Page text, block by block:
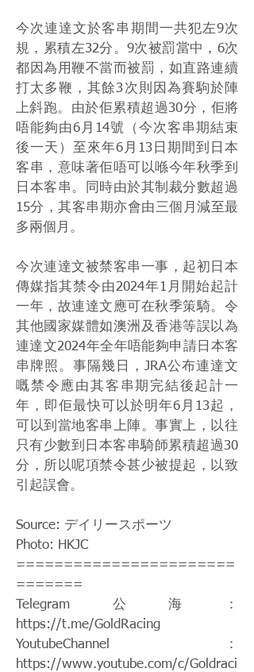
今次連達文於客串期間一共犯左9次
規，累積左32分。9次被罰當中，6次
都因為用鞭不當而被罰，如直路連續
打太多鞭，其餘3次則因為賽駒於陣
上斜跑。由於佢累積超過30分，佢將
唔能夠由6月14號（今次客串期結束
後一天）至來年6月13日期間到日本
客串，意味著佢唔可以喺今年秋季到
日本客串。同時由於其制裁分數超過
15分，其客串期亦會由三個月減至最
多兩個月。
今次連達文被禁客串一事，起初日本
傳媒指其禁令由2024年1月開始起計
一年，故連達文應可在秋季策騎。令
其他國家媒體如澳洲及香港等誤以為
連達文2024年全年唔能夠申請日本客
串牌照。事隔幾日，JRA公布連達文
嘅禁令應由其客串期完結後起計一
年，即佢最快可以於明年6月13起，
可以到當地客串上陣。事實上，以往
只有少數到日本客串騎師累積超過30
分，所以呢項禁令甚少被提起，以致
引起誤會。
Source: デイリースポーツ
Photo: HKJC
=======================
=======
Telegram公海：
https://t.me/GoldRacing
YoutubeChannel：
https://www.youtube.com/c/Goldraci